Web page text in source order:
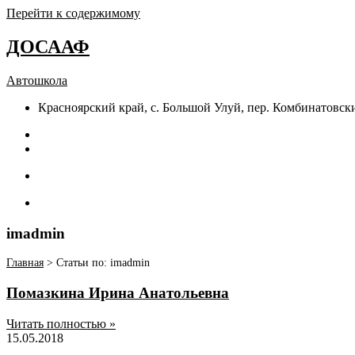
Перейти к содержимому
ДОСААФ
Автошкола
Красноярский край, с. Большой Улуй, пер.
imadmin
Главная > Статьи по: imadmin
Помазкина Ирина Анатольевна
Читать полностью »
15.05.2018